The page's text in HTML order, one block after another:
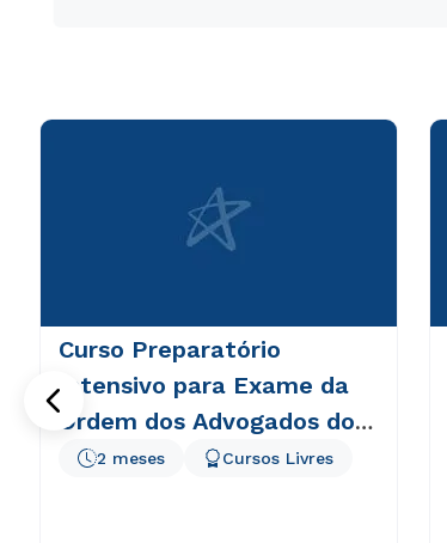
Curso Preparatório
Intensivo para Exame da
Ordem dos Advogados do
Brasil2 meses Cursos Livres